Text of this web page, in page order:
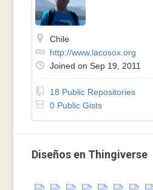
Chile
http://www.lacosox.org
Joined on Sep 19, 2011
18 Public Repositories
0 Public Gists
Diseños en Thingiverse